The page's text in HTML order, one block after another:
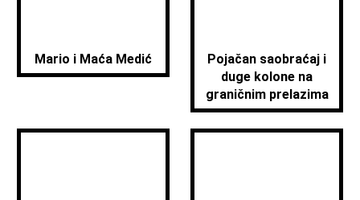
Mario i Maća Medić
Pojačan saobraćaj i
duge kolone na
graničnim prelazima